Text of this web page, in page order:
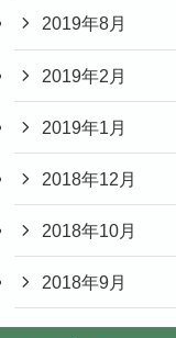
2019年8月
2019年2月
2019年1月
2018年12月
2018年10月
2018年9月